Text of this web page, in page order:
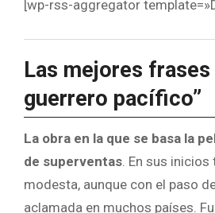
[wp-rss-aggregator
Las mejores frases
guerrero pacífico”
La obra en la que se basa la
de superventas . En sus
modesta, aunque con el paso
aclamada en muchos países.